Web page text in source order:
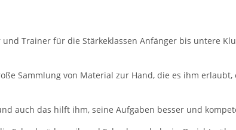
Trainer für die Stärke­klassen Anfänger bis untere
Sammlung von Material zur Hand, die es ihm
auch das hilft ihm, seine Auf­gaben besser und